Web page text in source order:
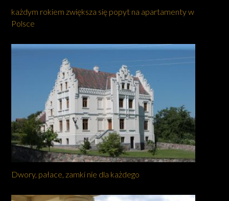
każdym rokiem zwiększa się popyt na apartamenty w
Polsce
Dwory, pałace, zamki nie dla każdego